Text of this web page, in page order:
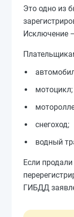
Это одно из
Исключение
мотоцикл;
снегоход;
водный
Если
ГИБДД